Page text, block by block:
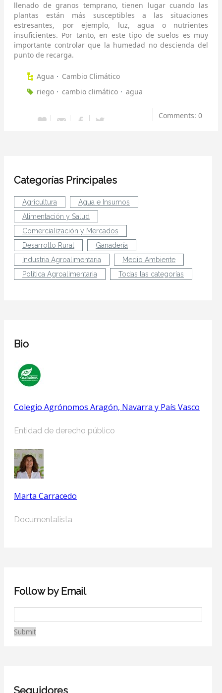
llenado de granos temprano, tienen lugar cuando las
plantas están más susceptibles a las situaciones
estresantes, por ejemplo, luz, agua o nutrientes
insuficientes. Por tanto, en este tipo de suelos es muy
importante controlar que la humedad no descienda del
punto de recarga.
Agua
Cambio Climático
riego
cambio climático agua
Comments: 0
Categorías Principales
Agricultura
Agua e Insumos
Alimentación y Salud
Comercialización y Mercados
Desarrollo Rural
Ganadería
Industria Agroalimentaria
Medio Ambiente
Política Agroalimentaria
Todas las categorías
Bio
Colegio Agrónomos Aragón, Navarra y País Vasco
Entidad de derecho público
Marta Carracedo
Documentalista
Follow by Email
Seguidores